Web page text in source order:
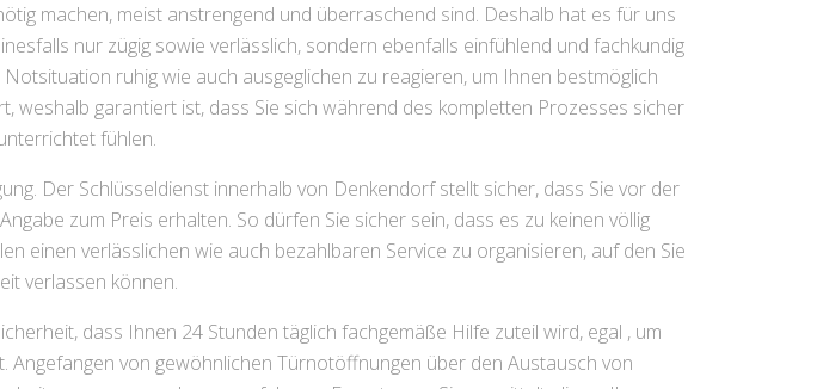
machen, meist anstrengend und überraschend sind. Deshalb hat es für uns
nur zügig sowie verlässlich, sondern ebenfalls einfühlend und fachkundig
ruhig wie auch ausgeglichen zu reagieren, um Ihnen bestmöglich
garantiert ist, dass Sie sich während des kompletten Prozesses sicher
fühlen.
Der Schlüsseldienst innerhalb von Denkendorf stellt sicher, dass Sie vor der
zum Preis erhalten. So dürfen Sie sicher sein, dass es zu keinen völlig
einen verlässlichen wie auch bezahlbaren Service zu organisieren, auf den Sie
verlassen können.
dass Ihnen 24 Stunden täglich fachgemäße Hilfe zuteil wird, egal , um
von gewöhnlichen Türnotöffnungen über den Austausch von